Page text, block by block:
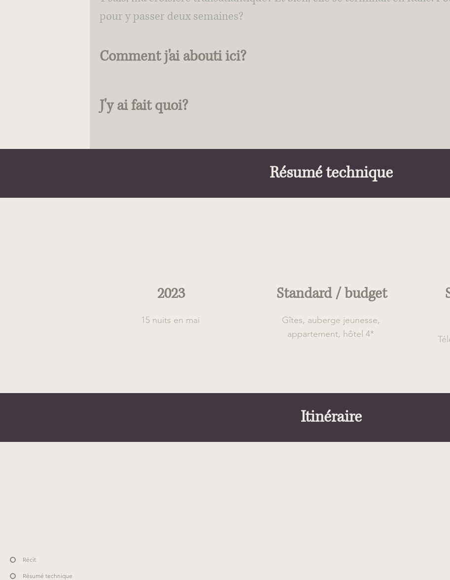
Récit
Résumé technique
pour y passer deux semaines?
Comment j'ai abouti ici?
J'y ai fait quoi?
Résumé technique
2023
15 nuits en mai
Standard / budget
Gîtes, auberge jeunesse,
appartement, hôtel 4*
Itinéraire